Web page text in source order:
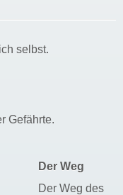
selbst.
Gefährte.
Der Weg
Der Weg des